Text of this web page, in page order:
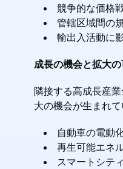
競争的な価格
管轄区域間の
輸出入活動に
成長の機会と拡大
隣接する高成長産
大の機会が生まれて
自動車の電動
再生可能エネ
スマートシテ